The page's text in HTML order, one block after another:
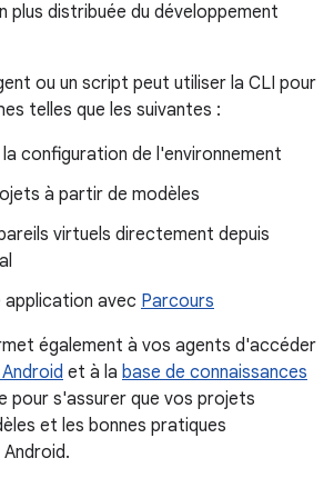
plus distribuée du développement
ou un script peut utiliser la CLI pour
telles que les suivantes :
configuration de l'environnement
à partir de modèles
virtuels directement depuis
avec Parcours
également à vos agents d'accéder
et à la base de connaissances
pour s'assurer que vos projets
et les bonnes pratiques